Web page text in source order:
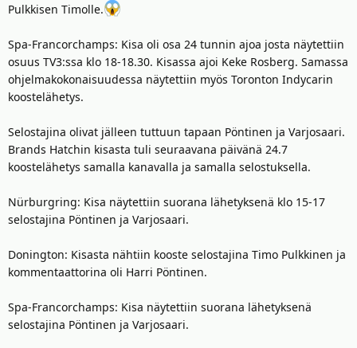
Pulkkisen Timolle.
Spa-Francorchamps: Kisa oli osa 24 tunnin ajoa josta näytettiin
osuus TV3:ssa klo 18-18.30. Kisassa ajoi Keke Rosberg. Samassa
ohjelmakokonaisuudessa näytettiin myös Toronton Indycarin
koostelähetys.
Selostajina olivat jälleen tuttuun tapaan Pöntinen ja Varjosaari.
Brands Hatchin kisasta tuli seuraavana päivänä 24.7
koostelähetys samalla kanavalla ja samalla selostuksella.
Nürburgring: Kisa näytettiin suorana lähetyksenä klo 15-17
selostajina Pöntinen ja Varjosaari.
Donington: Kisasta nähtiin kooste selostajina Timo Pulkkinen ja
kommentaattorina oli Harri Pöntinen.
Spa-Francorchamps: Kisa näytettiin suorana lähetyksenä
selostajina Pöntinen ja Varjosaari.